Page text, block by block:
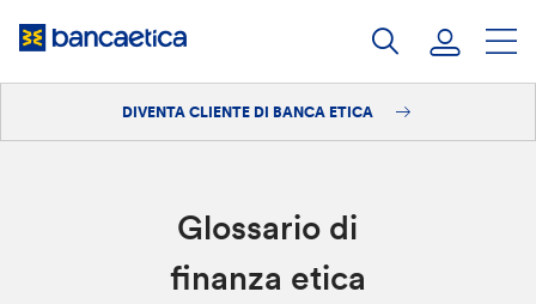
DIVENTA CLIENTE DI BANCA ETICA
Glossario di
finanza etica